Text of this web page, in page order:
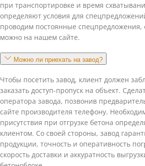
при транспортировке и время
определяют условия для
проводим постоянные спецпредложения,
можно на нашем сайте.
Можно ли приехать на завод?
Чтобы посетить завод, клиент должен
заказать доступ-пропуск на объект.
оператора завода, позвонив
сайте производителя телефону.
присутствия при отгрузке бетона
клиентом. Со своей стороны, завод
продукции, точность и оперативность
скорость доставки и аккуратность